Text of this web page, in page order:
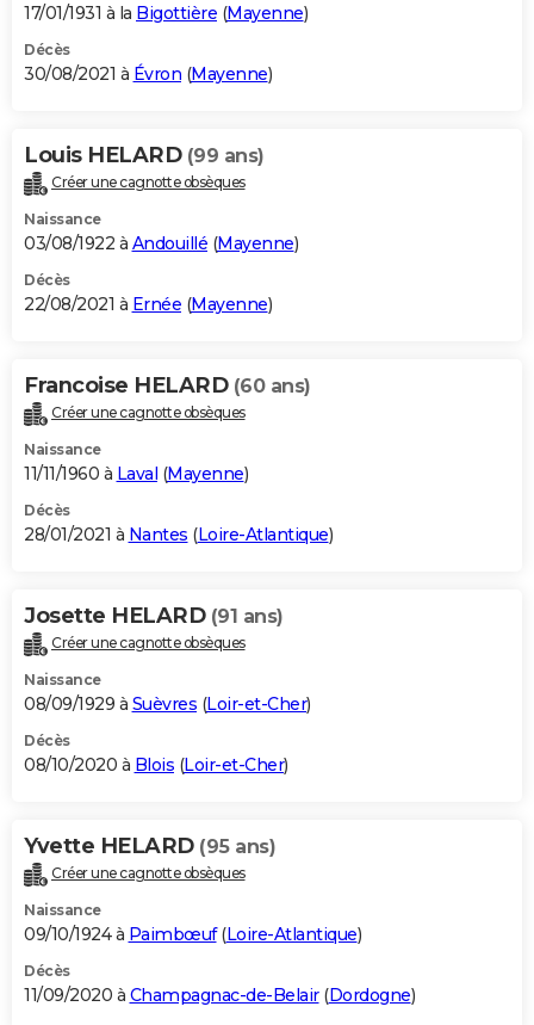
17/01/1931 à la Bigottière (Mayenne)
Décès
30/08/2021 à Évron (Mayenne)
Louis HELARD (99 ans)
Créer une cagnotte obsèques
Naissance
03/08/1922 à Andouillé (Mayenne)
Décès
22/08/2021 à Ernée (Mayenne)
Francoise HELARD (60 ans)
Créer une cagnotte obsèques
Naissance
11/11/1960 à Laval (Mayenne)
Décès
28/01/2021 à Nantes (Loire-Atlantique)
Josette HELARD (91 ans)
Créer une cagnotte obsèques
Naissance
08/09/1929 à Suèvres (Loir-et-Cher)
Décès
08/10/2020 à Blois (Loir-et-Cher)
Yvette HELARD (95 ans)
Créer une cagnotte obsèques
Naissance
09/10/1924 à Paimbœuf(Loire-Atlantique)
Décès
11/09/2020 à Champagnac-de-Belair(Dordogne)